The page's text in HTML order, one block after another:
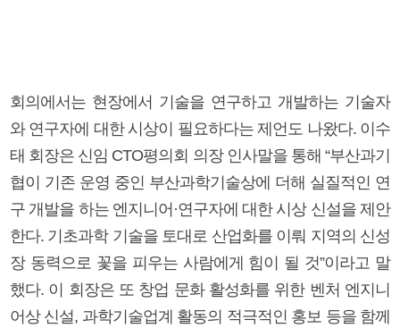
회의에서는 현장에서 기술을 연구하고 개발하는 기술자
와 연구자에 대한 시상이 필요하다는 제언도 나왔다. 이수
태 회장은 신임 CTO평의회 의장 인사말을 통해 “부산과기
협이 기존 운영 중인 부산과학기술상에 더해 실질적인 연
구 개발을 하는 엔지니어·연구자에 대한 시상 신설을 제안
한다. 기초과학 기술을 토대로 산업화를 이뤄 지역의 신성
장 동력으로 꽃을 피우는 사람에게 힘이 될 것”이라고 말
했다. 이 회장은 또 창업 문화 활성화를 위한 벤처 엔지니
어상 신설, 과학기술업계 활동의 적극적인 홍보 등을 함께